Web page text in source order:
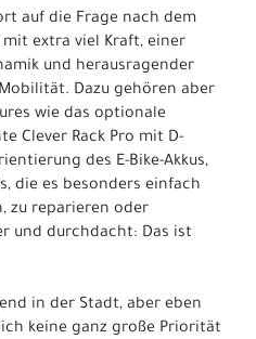
auf die Frage nach dem
mit extra viel Kraft, einer
und herausragender
Dazu gehören aber
wie das optionale
Clever Rack Pro mit D-
des E-Bike-Akkus,
die es besonders einfach
zu reparieren oder
und durchdacht: Das ist
in der Stadt, aber eben
keine ganz große Priorität